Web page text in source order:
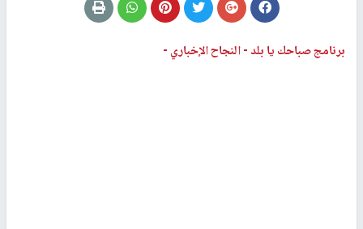
برنامج صباحك يا بلد -النجاح الإخباري -